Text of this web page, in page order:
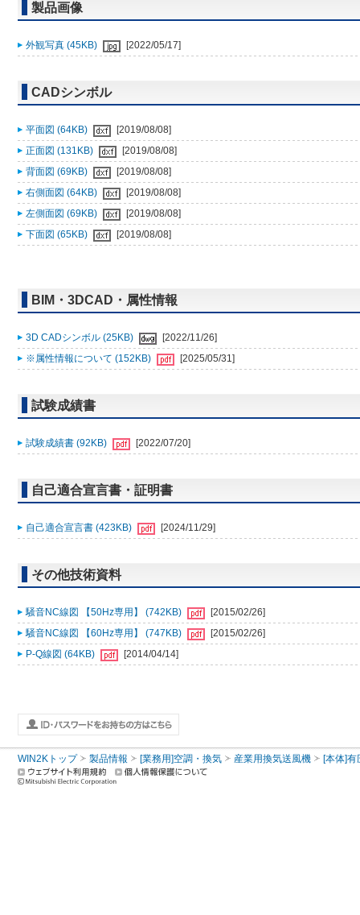
製品画像
外観写真 (45KB) [2022/05/17]
CADシンボル
平面図 (64KB)
[2019/08/08]
正面図 (131KB)
[2019/08/08]
背面図 (69KB)
[2019/08/08]
右側面図 (64KB)
[2019/08/08]
左側面図 (69KB)
[2019/08/08]
下面図 (65KB)
[2019/08/08]
BIM・3DCAD・属性情報
3D CADシンボル (25KB)
[2022/11/26]
※属性情報について (152KB)
[2025/05/31]
試験成績書
試験成績書 (92KB) [2022/07/20]
自己適合宣言書・証明書
自己適合宣言書 (423KB) [2024/11/29]
その他技術資料
騒音NC線図 【50Hz専用】 (742KB)
[2015/02/26]
騒音NC線図 【60Hz専用】 (747KB)
[2015/02/26]
P-Q線図 (64KB)
[2014/04/14]
WIN2Kトップ 製品情報 [業務用]空調・換気 産業用換気送風機 [本体]有